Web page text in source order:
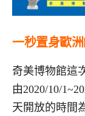
一秒置身歐
奇美博物館這
由2020/10/
天開放的時間